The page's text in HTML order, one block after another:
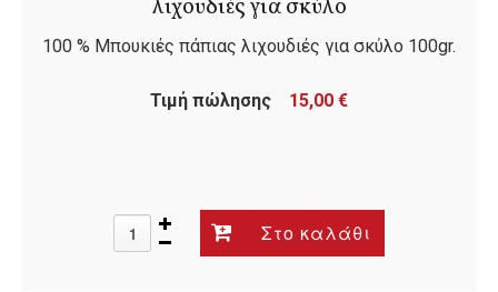
λιχουδιές για σκύλο
100 % Μπουκιές πάπιας λιχουδιές για σκύλο 100gr.
Τιμή πώλησης 15,00 €